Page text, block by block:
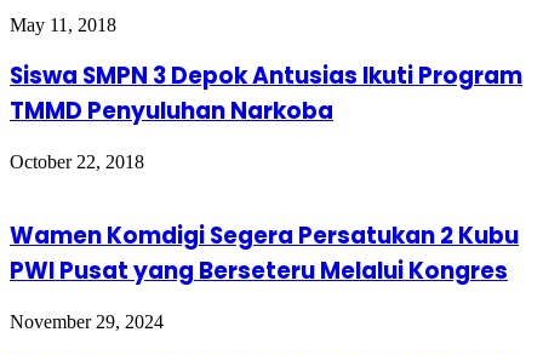
May 11, 2018
Siswa SMPN 3 Depok Antusias Ikuti Program
TMMD Penyuluhan Narkoba
October 22, 2018
Wamen Komdigi Segera Persatukan 2 Kubu
PWI Pusat yang Berseteru Melalui Kongres
November 29, 2024